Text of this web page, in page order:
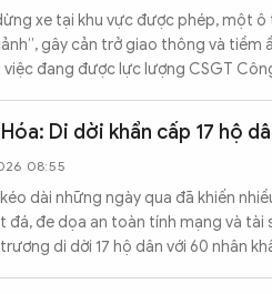
xe tại khu vực được phép, một
gây cản trở giao thông và
việc đang được lực lượng CSGT
Di dời khẩn cấp 17 hộ
08:55
dài những ngày qua đã khiến
đá, đe dọa an toàn tính mạng và tài
di dời 17 hộ dân với 60 nhân